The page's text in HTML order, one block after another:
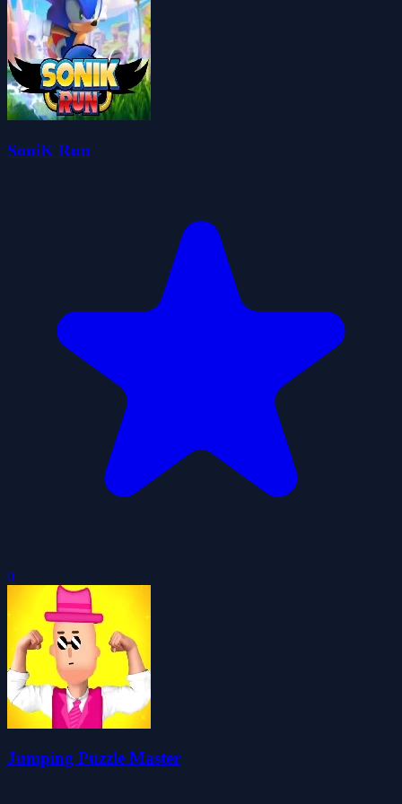
SoniK Run
0
Jumping Puzzle Master